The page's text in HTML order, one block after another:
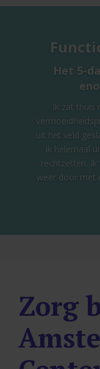
Het 5-
Ik zat thuis
uit het veld
ik helemaal
rechtzetten. Ik
weer door met
Zorg